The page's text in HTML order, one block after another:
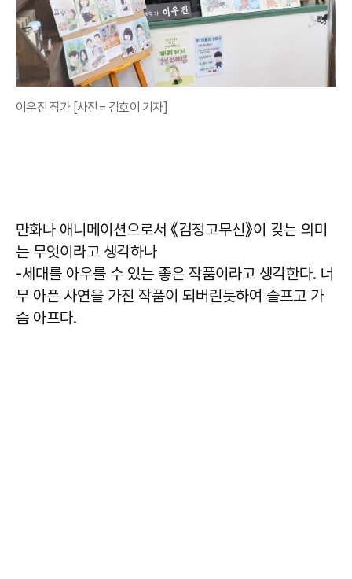
이우진 작가 [사진= 김호이 기자]
만화나 애니메이션으로서 《검정고무신》이 갖는 의미
는 무엇이라고 생각하나
-세대를 아우를 수 있는 좋은 작품이라고 생각한다. 너
무 아픈 사연을 가진 작품이 되버린듯하여 슬프고 가
슴 아프다.